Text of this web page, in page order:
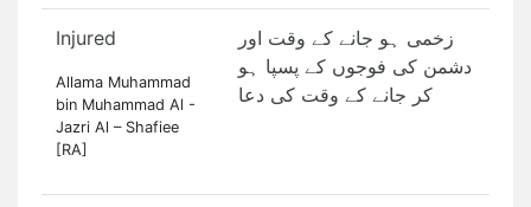
Injured
Allama Muhammad
bin Muhammad Al -
Jazri Al – Shafiee
[RA]
زخمی ہو جانے کے وقت اور
دشمن کی فوجوں کے پسپا ہو
کر جانے کے وقت کی دعا